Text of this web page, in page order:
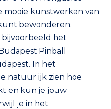
mooie kunstwerken van
bewonderen.
bijvoorbeeld het
Pinball
In het
natuurlijk zien hoe
en kun je jouw
je in het